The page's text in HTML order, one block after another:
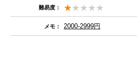
難易度：
メモ： 2000-2999円